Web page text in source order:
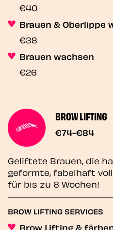
€40
Brauen & Oberlippe
€38
Brauen wachsen
€26
BROW LIFTING
€74-€84
Geliftete Brauen, die
geformte, fabelhaft
für bis zu 6 Wochen!
BROW LIFTING SERVICES
Brow Lifting &